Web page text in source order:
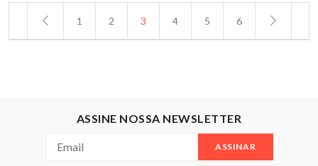
1 2 3 4 5 6
ASSINE NOSSA NEWSLETTER
ASSINAR